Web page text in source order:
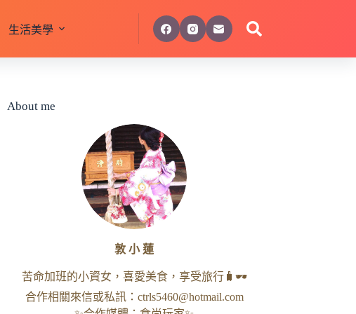
生活美學
About me
敦 小 蓮
苦命加班的小資女，喜愛美食，享受旅行🧳🕶
合作相關來信或私訊： ctrls5460@hotmail.com